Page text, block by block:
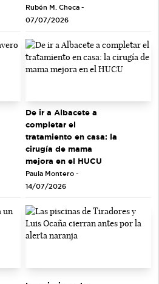
Rubén M. Checa -
07/07/2026
De ir a Albacete a
completar el
tratamiento en casa: la
cirugía de mama
mejora en el HUCU
Paula Montero -
14/07/2026